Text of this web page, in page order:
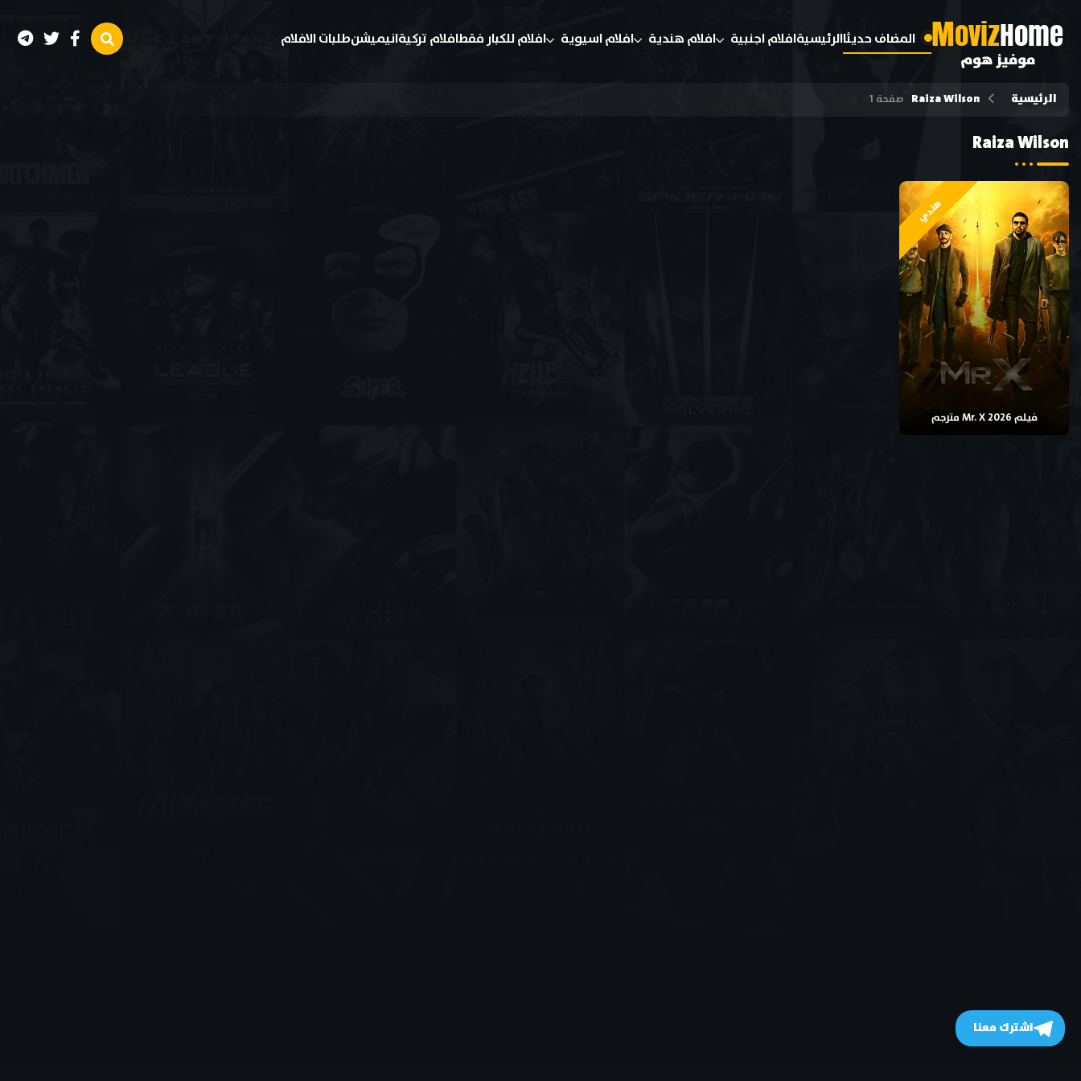
MovizHome
موفيز هوم
المضاف حديثاالرئيسيةافلام اجنبية افلام هندية افلام اسيوية افلام للكبار فقطافلام تركيةانيميشنطلبات الافلام
الرئيسية Raiza Wilson صفحة 1
Raiza Wilson
هندي
فيلم Mr. X 2026 مترجم
اشترك معنا